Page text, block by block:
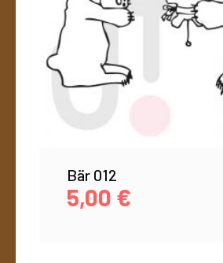
Bär 012
5,00 €